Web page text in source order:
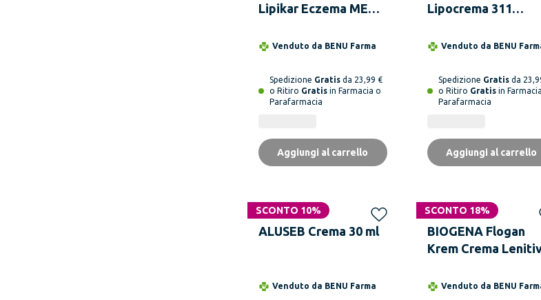
Lipikar Eczema MED
Venduto da BENU Farma
Spedizione Gratis da 23,99 €
o Ritiro Gratis in Farmacia o
Parafarmacia
Aggiungi al carrello
Lipocrema 311
Venduto da BENU
Spedizione Gratisda
o Ritiro Gratisin
Parafarmacia
Aggiungi al carrello
SCONTO 10%
ALUSEB Crema 30 ml
Venduto da BENU Farma
SCONTO 18%
BIOGENA Flogan
Krem Crema
Venduto da BENU